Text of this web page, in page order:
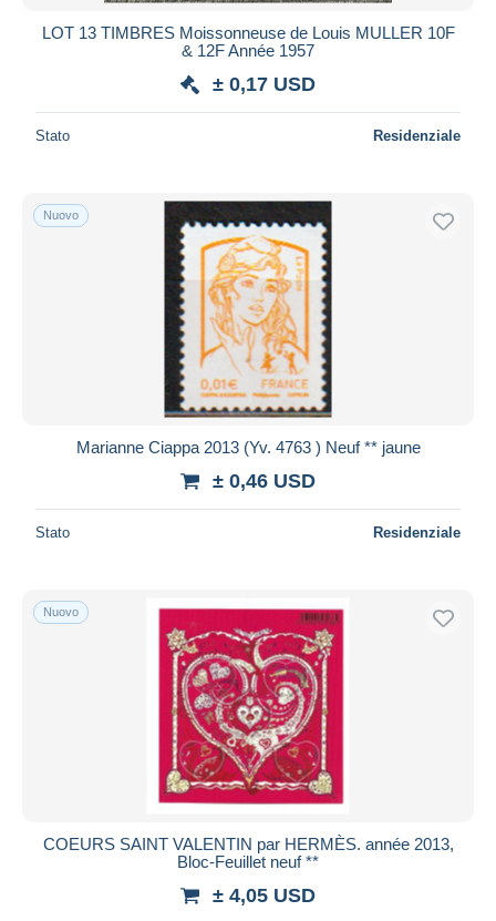
LOT 13 TIMBRES Moissonneuse de Louis MULLER 10F
& 12F Année 1957
± 0,17 USD
Stato Residenziale
Nuovo
Marianne Ciappa 2013 (Yv. 4763 ) Neuf ** jaune
± 0,46 USD
Stato Residenziale
Nuovo
COEURS SAINT VALENTIN par HERMÈS. année 2013,
Bloc-Feuillet neuf **
± 4,05 USD